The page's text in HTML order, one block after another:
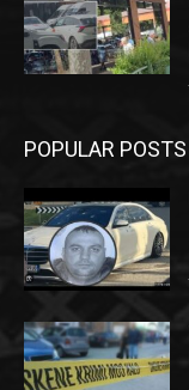
POPULAR POSTS